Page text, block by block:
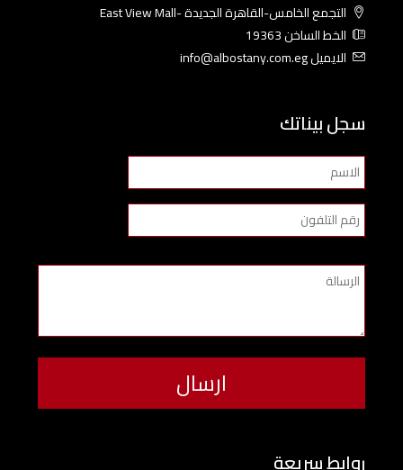
التجمع الخامس-القاهرة الجديدة -East View Mall
الخط الساخن 19363
الايميل info@albostany.com.eg
سجل بيناتك
روابط سريعة